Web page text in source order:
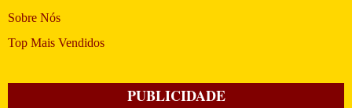
Sobre Nós
Top Mais Vendidos
PUBLICIDADE